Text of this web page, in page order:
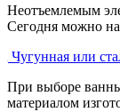
Неотъемлемым
Сегодня можно
Чугунная или
При выборе ванны
материалом